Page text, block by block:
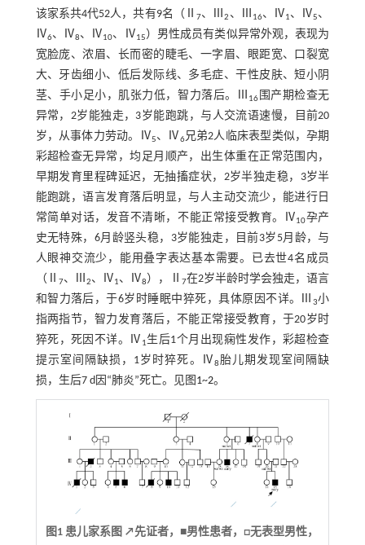
该家系共4代52人，共有9名（Ⅱ7、Ⅲ2 、Ⅲ 16、Ⅳ1、Ⅳ5、
Ⅳ6、Ⅳ8、Ⅳ10、Ⅳ15）男性成员有类似异常外观，表现为
宽脸庞、浓眉、长而密的睫毛、一字眉、眼距宽、口裂宽
大、牙齿细小、低后发际线、多毛症、干性皮肤、短小阴
茎、手小足小，肌张力低，智力落后。Ⅲ 16 围产期检查无
异常，2岁能独走，3岁能跑跳，与人交流语速慢，目前20
岁，从事体力劳动。Ⅳ5、Ⅳ6兄弟2人临床表型类似，孕期
彩超检查无异常，均足月顺产，出生体重在正常范围内，
早期发育里程碑延迟，无抽搐症状，2岁半独走稳，3岁半
能跑跳，语言发育落后明显，与人主动交流少，能进行日
常简单对话，发音不清晰，不能正常接受教育。Ⅳ10孕产
史无特殊，6月龄竖头稳，3岁能独走，目前3岁5月龄，与
人眼神交流少，能用叠字表达基本需要。已去世4名成员
（Ⅱ 7、Ⅲ2、Ⅳ1、Ⅳ8），Ⅱ 7在2岁半龄时学会独走，语言
和智力落后，于6岁时睡眠中猝死，具体原因不详。Ⅲ 3小
指两指节，智力发育落后，不能正常接受教育，于20岁时
猝死，死因不详。Ⅳ 1生后1个月出现痫性发作，彩超检查
提示室间隔缺损，1岁时猝死。Ⅳ8胎儿期发现室间隔缺
损，生后7 d因“肺炎”死亡。见图 1~2。
图1 患儿家系图 ↗先证者，■男性患者，□无表型男性，